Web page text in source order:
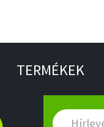
TERMÉKEK